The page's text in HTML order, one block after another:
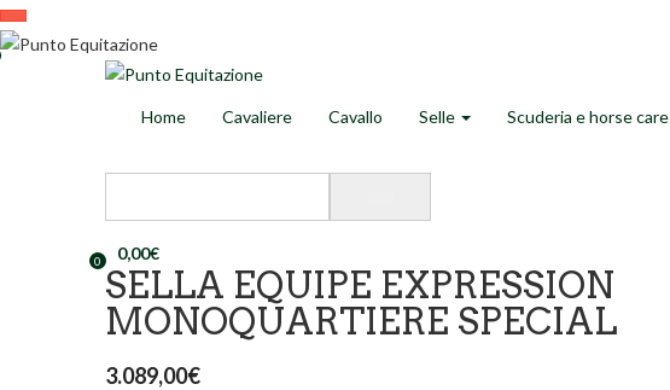
Home Cavaliere Cavallo Selle Scuderia e horse care
0 0,00€
SELLA EQUIPE EXPRESSION
MONOQUARTIERE SPECIAL
3.089,00€